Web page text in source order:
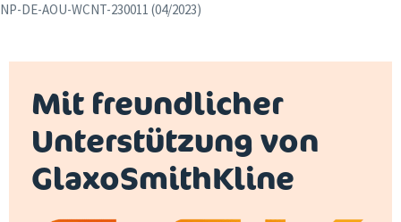
NP-DE-AOU-WCNT-230011 (04/2023)
Mit freundlicher
Unterstützung von
GlaxoSmithKline